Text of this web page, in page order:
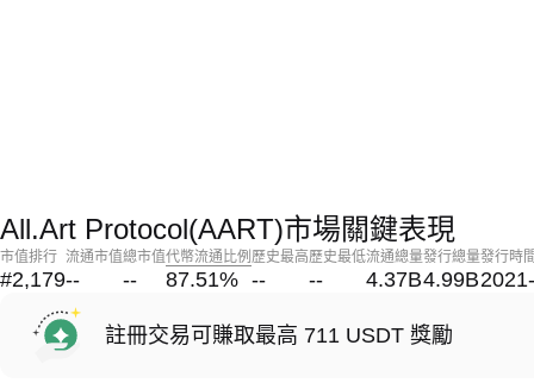
All.Art Protocol(AART)市場關鍵表現
市值排行
#2,179
流通市值
--
總市值
--
代幣流通比例
87.51%
歷史最高
--
歷史最低
--
流通總量
4.37B
發行總量
4.99B
發行時
註冊交易可賺取最高 711 USDT 獎勵